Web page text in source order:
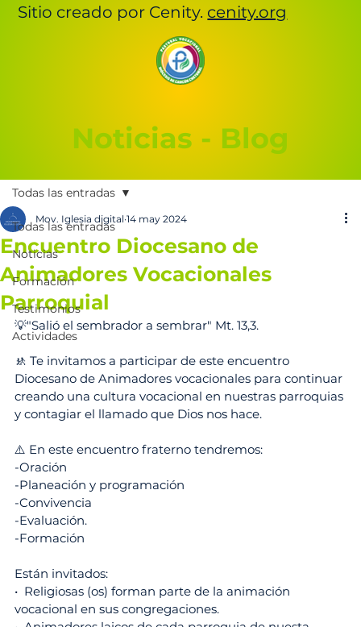
Sitio creado por Cenity. cenity.org
Noticias - Blog
Todas las entradas
Noticias
Formación
Testimonios
Actividades
Todas las entradas
Encuentro Diocesano de
Animadores Vocacionales
Parroquial
Mov. Iglesia digital 14 may 2024
💡"Salió el sembrador a sembrar" Mt. 13,3.
🚸 Te invitamos a participar de este encuentro
Diocesano de Animadores vocacionales para continuar
creando una cultura vocacional en nuestras parroquias
y contagiar el llamado que Dios nos hace.
⚠️ En este encuentro fraterno tendremos:
-Oración
-Planeación y programación
-Convivencia
-Evaluación.
-Formación
Están invitados:
•⁠  ⁠Religiosas (os) forman parte de la animación
vocacional en sus congregaciones.